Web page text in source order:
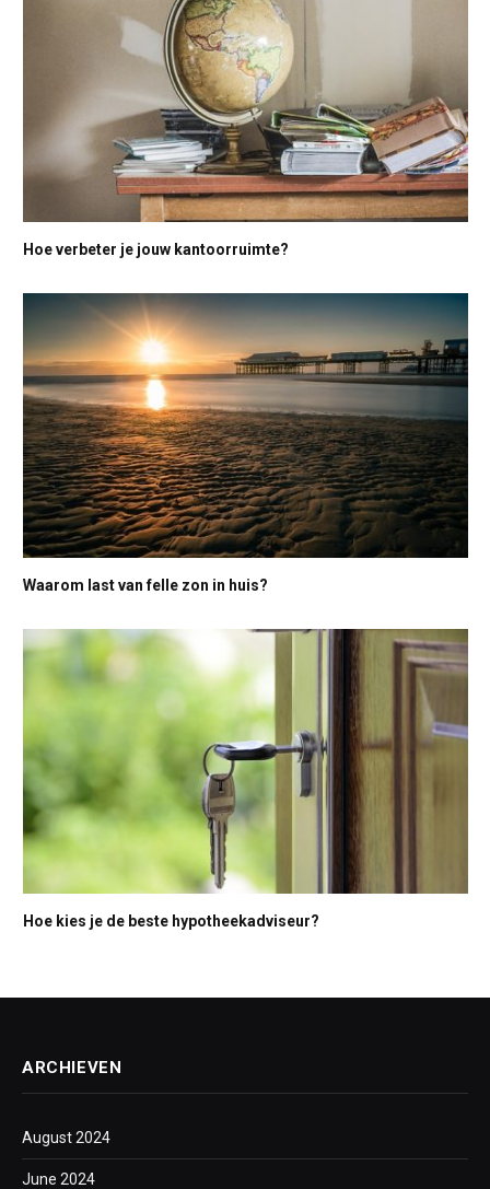
Hoe verbeter je jouw kantoorruimte?
Waarom last van felle zon in huis?
Hoe kies je de beste hypotheekadviseur?
ARCHIEVEN
August 2024
June 2024